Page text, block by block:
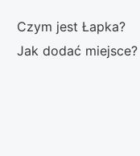
Czym jest Łapka?
Jak dodać miejsce?